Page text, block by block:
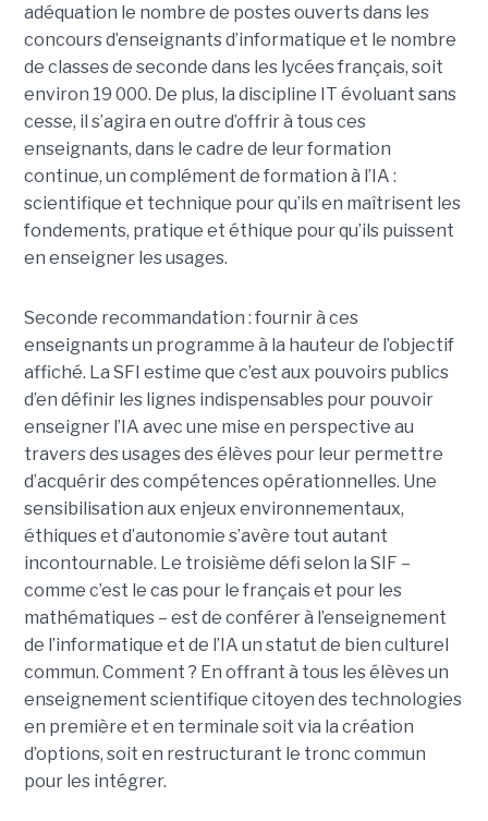
adéquation le nombre de postes ouverts dans les
concours d’enseignants d’informatique et le nombre
de classes de seconde dans les lycées français, soit
environ 19 000. De plus, la discipline IT évoluant sans
cesse, il s’agira en outre d’offrir à tous ces
enseignants, dans le cadre de leur formation
continue, un complément de formation à l’IA :
scientifique et technique pour qu’ils en maîtrisent les
fondements, pratique et éthique pour qu’ils puissent
en enseigner les usages.
Seconde recommandation : fournir à ces
enseignants un programme à la hauteur de l’objectif
affiché. La SFI estime que c’est aux pouvoirs publics
d’en définir les lignes indispensables pour pouvoir
enseigner l’IA avec une mise en perspective au
travers des usages des élèves pour leur permettre
d’acquérir des compétences opérationnelles. Une
sensibilisation aux enjeux environnementaux,
éthiques et d’autonomie s’avère tout autant
incontournable. Le troisième défi selon la SIF –
comme c’est le cas pour le français et pour les
mathématiques – est de conférer à l’enseignement
de l’informatique et de l’IA un statut de bien culturel
commun. Comment ? En offrant à tous les élèves un
enseignement scientifique citoyen des technologies
en première et en terminale soit via la création
d’options, soit en restructurant le tronc commun
pour les intégrer.